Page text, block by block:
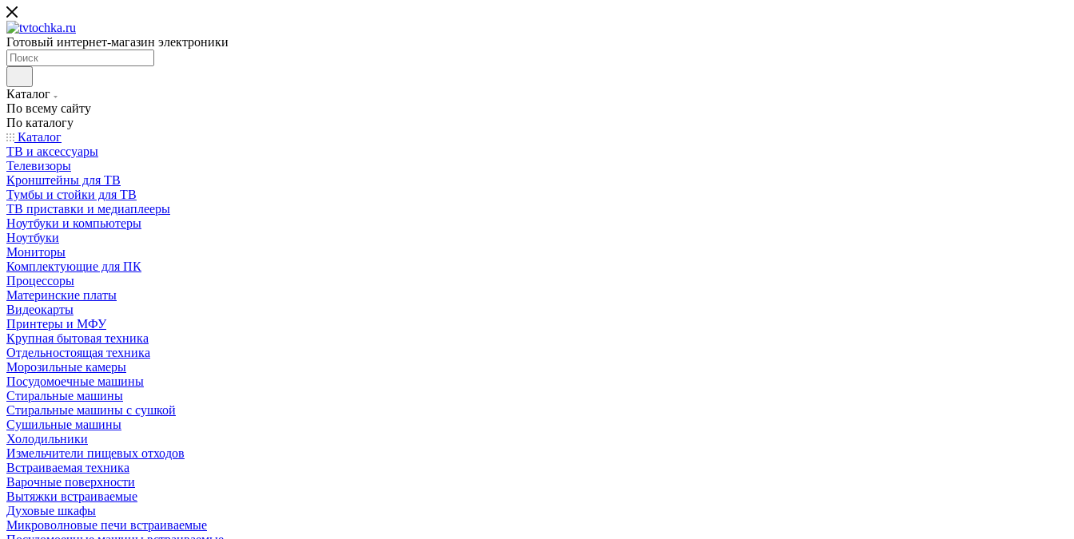
Готовый интернет-магазин электроники
Каталог
По всему сайту
По каталогу
Каталог
ТВ и аксессуары
Телевизоры
Кронштейны для ТВ
Тумбы и стойки для ТВ
ТВ приставки и медиаплееры
Ноутбуки и компьютеры
Ноутбуки
Мониторы
Комплектующие для ПК
Процессоры
Материнские платы
Видеокарты
Принтеры и МФУ
Крупная бытовая техника
Отдельностоящая техника
Морозильные камеры
Посудомоечные машины
Стиральные машины
Стиральные машины с сушкой
Сушильные машины
Холодильники
Измельчители пищевых отходов
Встраиваемая техника
Варочные поверхности
Вытяжки встраиваемые
Духовые шкафы
Микроволновые печи встраиваемые